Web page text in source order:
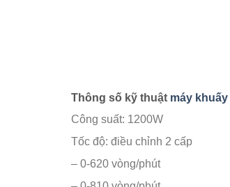
Thông số kỹ thuật máy
Công suất: 1200W
Tốc độ: điều chỉnh 2 cấp
– 0-620 vòng/phút